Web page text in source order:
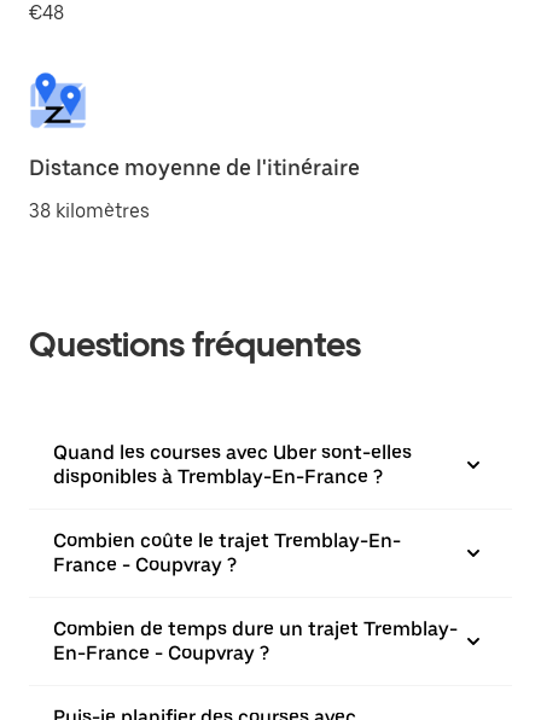
€48
Distance moyenne de l'itinéraire
38 kilomètres
Questions fréquentes
Quand les courses avec Uber sont-elles
disponibles à Tremblay-En-France ?
Combien coûte le trajet Tremblay-En-
France - Coupvray ?
Combien de temps dure un trajet Tremblay-
En-France - Coupvray ?